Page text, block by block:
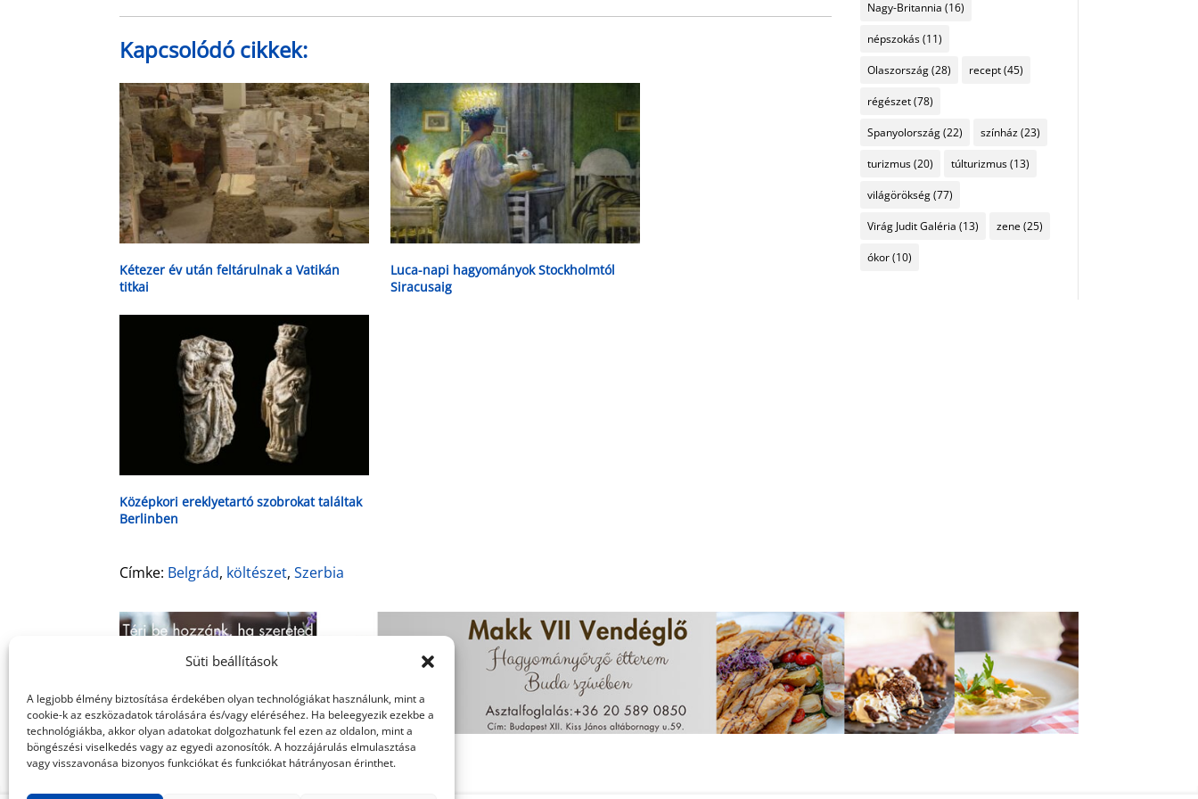
Süti beállítások
A legjobb élmény biztosítása érdekében olyan technológiákat használunk, mint a
cookie-k az eszközadatok tárolására és/vagy eléréséhez. Ha beleegyezik ezekbe a
technológiákba, akkor olyan adatokat dolgozhatunk fel ezen az oldalon, mint a
böngészési viselkedés vagy az egyedi azonosítók. A hozzájárulás elmulasztása
vagy visszavonása bizonyos funkciókat és funkciókat hátrányosan érinthet.
Kapcsolódó cikkek:
Kétezer év után feltárulnak a Vatikán
titkai
Luca-napi hagyományok Stockholmtól
Siracusaig
Középkori ereklyetartó szobrokat találtak
Berlinben
Címke: Belgrád, költészet,Szerbia
Nagy-Britannia (16)
népszokás(11)
Olaszország(28) recept(45)
régészet(78)
Spanyolország(22) színház(23)
turizmus(20) túlturizmus(13)
világörökség(77)
Virág Judit Galéria (13) zene (25)
ókor(10)